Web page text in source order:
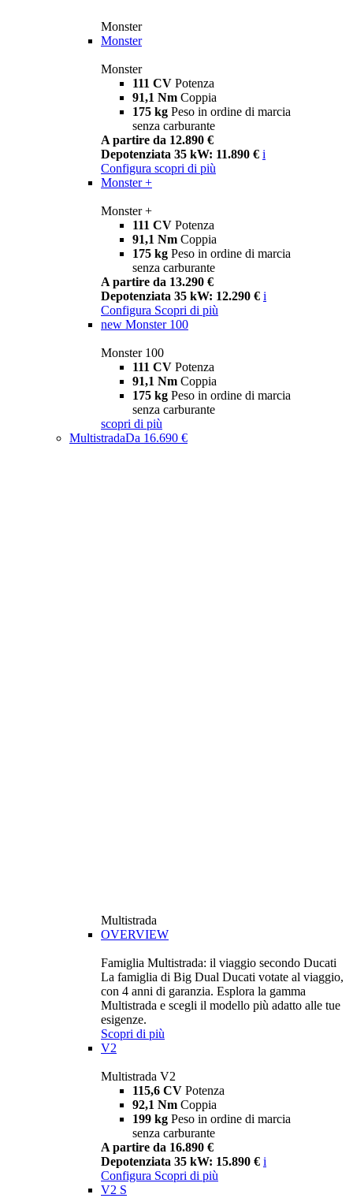
Monster
Monster
Monster
111 CV Potenza
91,1 Nm Coppia
175 kg Peso in ordine di marcia
senza carburante
A partire da 12.890 €
Depotenziata 35 kW: 11.890 € i
Configura scopri di più
Monster +
Monster +
111 CV Potenza
91,1 Nm Coppia
175 kg Peso in ordine di marcia
senza carburante
A partire da 13.290 €
Depotenziata 35 kW: 12.290 € i
Configura Scopri di più
new Monster 100
Monster 100
111 CV Potenza
91,1 Nm Coppia
175 kg Peso in ordine di marcia
senza carburante
scopri di più
MultistradaDa 16.690 €
Multistrada
OVERVIEW
Famiglia Multistrada: il viaggio secondo Ducati
La famiglia di Big Dual Ducati votate al viaggio,
con 4 anni di garanzia. Esplora la gamma
Multistrada e scegli il modello più adatto alle tue
esigenze.
Scopri di più
V2
Multistrada V2
115,6 CV Potenza
92,1 Nm Coppia
199 kg Peso in ordine di marcia
senza carburante
A partire da 16.890 €
Depotenziata 35 kW: 15.890 € i
Configura Scopri di più
V2 S